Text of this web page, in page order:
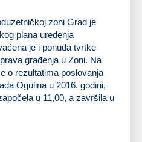
zoni Grad je
plana uređenja
je i ponuda tvrtke
građenja u Zoni. Na
o rezultatima poslovanja
Ogulina u 2016. godini,
u 11,00, a završila u